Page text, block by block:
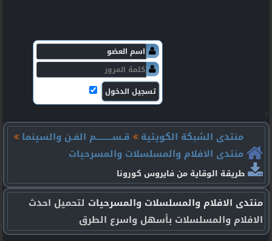
منتدى الشبكة الكويتية
قـســـــــــم الفـن والسينما
منتدى الافلام والمسلسلات والمسرحيات
طريقة الوقاية من فايروس كورونا
منتدى الافلام والمسلسلات والمسرحيات لتحميل احدث
الافلام والمسلسلات بأسهل واسرع الطرق